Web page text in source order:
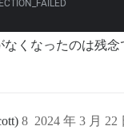
くなったのは残
2024 年 3 月 22
8